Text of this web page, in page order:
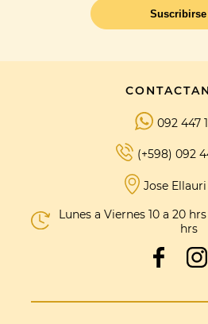
Suscribirse
092 447
(+598) 092
Jose
Lunes a Viernes 10 a 20
hrs